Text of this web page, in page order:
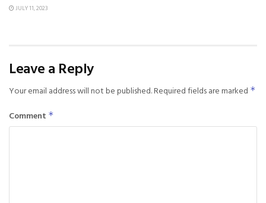
JULY 11, 2023
Leave a Reply
Your email address will not be published.Required fields are marked *
Comment *